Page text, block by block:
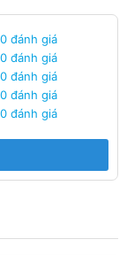
0 đánh giá
0 đánh giá
0 đánh giá
0 đánh giá
0 đánh giá